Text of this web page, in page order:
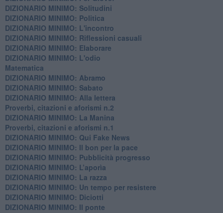
DIZIONARIO MINIMO: Solitudini
DIZIONARIO MINIMO: Politica
DIZIONARIO MINIMO: L'incontro
DIZIONARIO MINIMO: Riflessioni casuali
DIZIONARIO MINIMO: Elaborare
DIZIONARIO MINIMO: L'odio
​Matematica
DIZIONARIO MINIMO: Abramo
DIZIONARIO MINIMO: Sabato
​DIZIONARIO MINIMO: Alla lettera
Proverbi, citazioni e aforismi n.2
DIZIONARIO MINIMO: La Manina
​Proverbi, citazioni e aforismi n.1
DIZIONARIO MINIMO: Qui Fake News
DIZIONARIO MINIMO: ​Il bon per la pace
DIZIONARIO MINIMO: Pubblicità progresso
DIZIONARIO MINIMO: L’aporìa
DIZIONARIO MINIMO: La razza
DIZIONARIO MINIMO: Un tempo per resistere
DIZIONARIO MINIMO: Diciotti
DIZIONARIO MINIMO: Il ponte